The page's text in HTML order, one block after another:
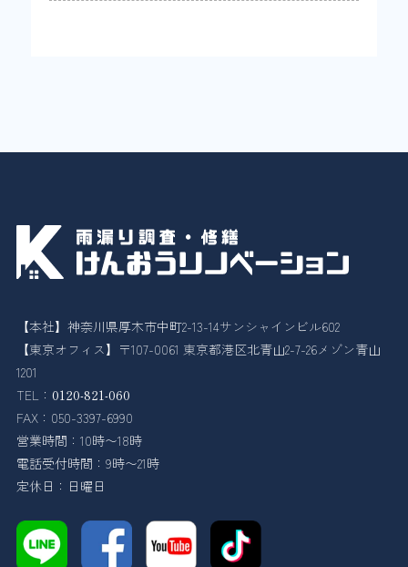
【本社】神奈川県厚木市中町2-13-14サンシャインビル602
【東京オフィス】〒107-0061 東京都港区北青山2-7-26メゾン青山
1201
TEL： 0120-821-060
FAX：050-3397-6990
営業時間：10時〜18時
電話受付時間：9時〜21時
定休日：日曜日